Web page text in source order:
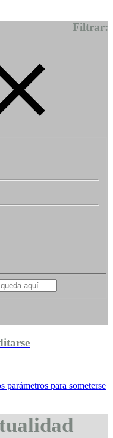
Filtrar:
parámetros para someterse